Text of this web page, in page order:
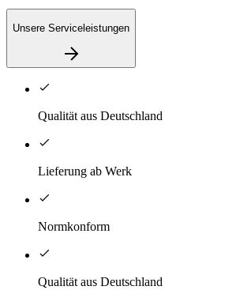
Unsere Serviceleistungen
Qualität aus Deutschland
Lieferung ab Werk
Normkonform
Qualität aus Deutschland